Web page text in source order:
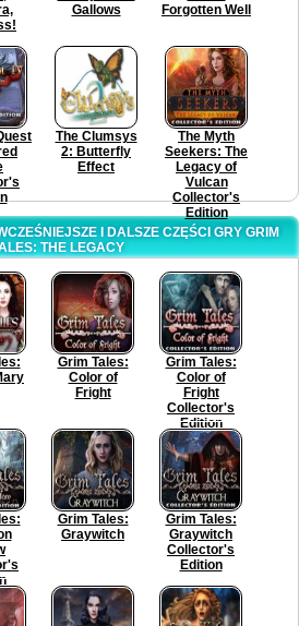
Gallows
Forgotten Well
The Clumsys
2: Butterfly
Effect
The Myth
Seekers: The
Legacy of
Vulcan
Collector's
Edition
I DALSZE CZĘŚCI GRY GRIM
THE LEGACY
Grim Tales:
Color of
Fright
Grim Tales:
Color of
Fright
Collector's
Edition
Grim Tales:
Graywitch
Grim Tales:
Graywitch
Collector's
Edition